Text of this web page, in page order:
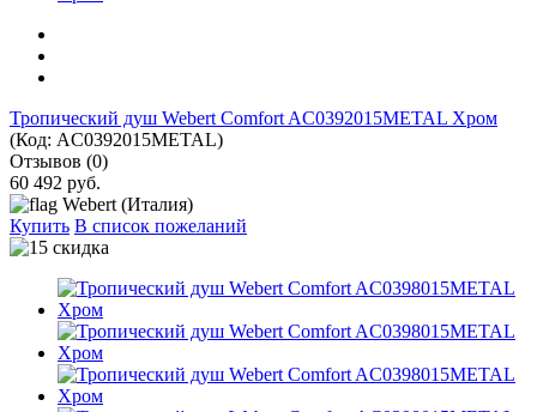
Тропический душ Webert Comfort AC0392015METAL Хром
(Код: AC0392015METAL)
Отзывов (0)
60 492 руб.
Webert (Италия)
Купить В список пожеланий